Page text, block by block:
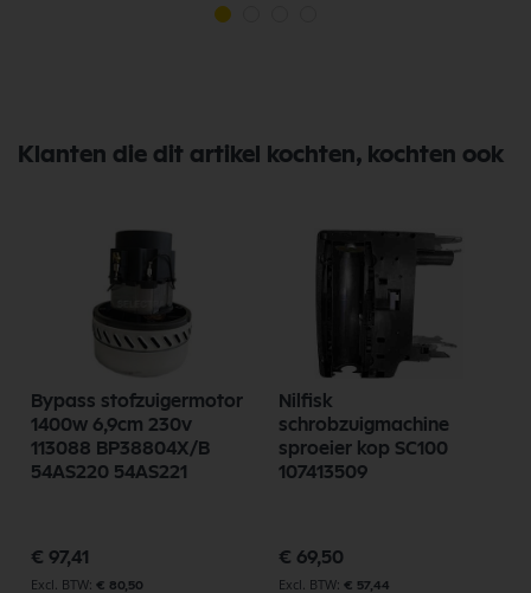
Klanten die dit artikel kochten, kochten ook
Bypass stofzuigermotor
1400w 6,9cm 230v
113088 BP38804X/B
54AS220 54AS221
€ 97,41
€ 80,50
Nilfisk
schrobzuigmachine
sproeier kop SC100
107413509
€ 69,50
€ 57,44